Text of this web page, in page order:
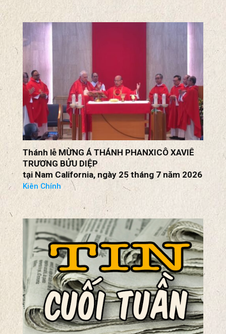
Thánh lễ MỪNG Á THÁNH PHANXICÔ XAVIÊ
TRƯƠNG BỬU DIỆP
tại Nam California, ngày 25 tháng 7 năm 2026
Kiên Chính